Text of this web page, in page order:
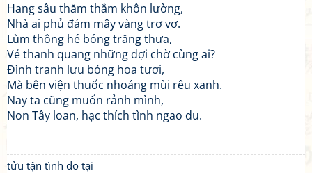
Hang sâu thăm thẳm khôn lường,
Nhà ai phủ đám mây vàng trơ vơ.
Lùm thông hé bóng trăng thưa,
Vẻ thanh quang những đợi chờ cùng ai?
Đình tranh lưu bóng hoa tươi,
Mà bên viện thuốc nhoáng mùi rêu xanh.
Nay ta cũng muốn rảnh mình,
Non Tây loan, hạc thích tình ngao du.
tửu tận tình do tại